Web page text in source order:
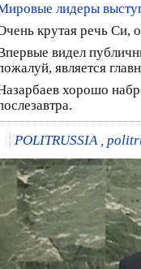
лидеры
крутая речь Си,
видел
является
хорошо
POLITRUSSIA ,